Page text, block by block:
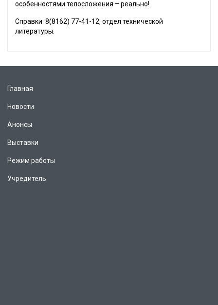
особенностями телосложения – реально!
Справки: 8(8162) 77-41-12, отдел технической
литературы.
Главная
Новости
Анонсы
Выставки
Режим работы
Учредитель